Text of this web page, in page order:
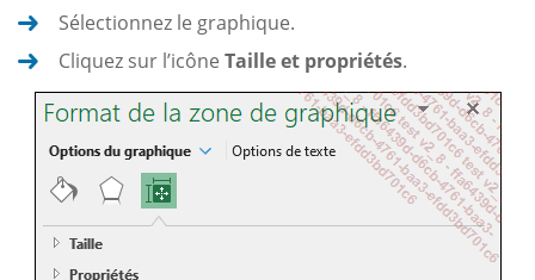
Sélectionnez le graphique.
Cliquez sur l’icône Taille et propriétés.